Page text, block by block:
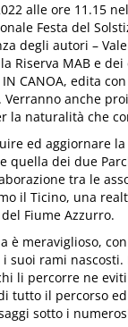
alle ore 11.15
Festa del
degli autori –
Riserva MAB e
IN CANOA, edita
Verranno anche
la naturalità che
ed aggiornare
quella dei due
tra le
il Ticino, una
Fiume Azzurro.
è meraviglioso,
suoi rami
li percorre ne
tutto il percorso
sotto i